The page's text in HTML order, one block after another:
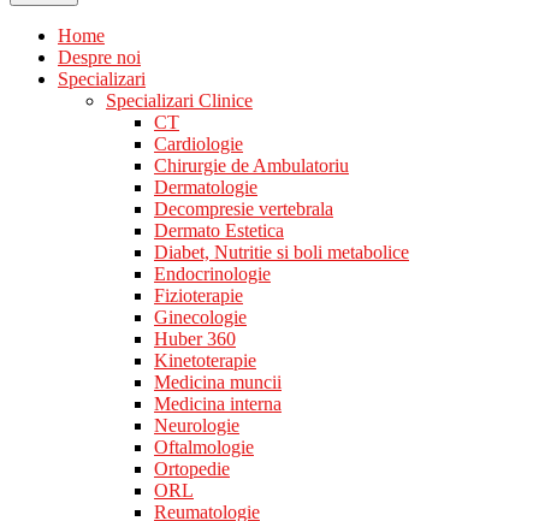
Home
Despre noi
Specializari
Specializari Clinice
CT
Cardiologie
Chirurgie de Ambulatoriu
Dermatologie
Decompresie vertebrala
Dermato Estetica
Diabet, Nutritie si boli metabolice
Endocrinologie
Fizioterapie
Ginecologie
Huber 360
Kinetoterapie
Medicina muncii
Medicina interna
Neurologie
Oftalmologie
Ortopedie
ORL
Reumatologie